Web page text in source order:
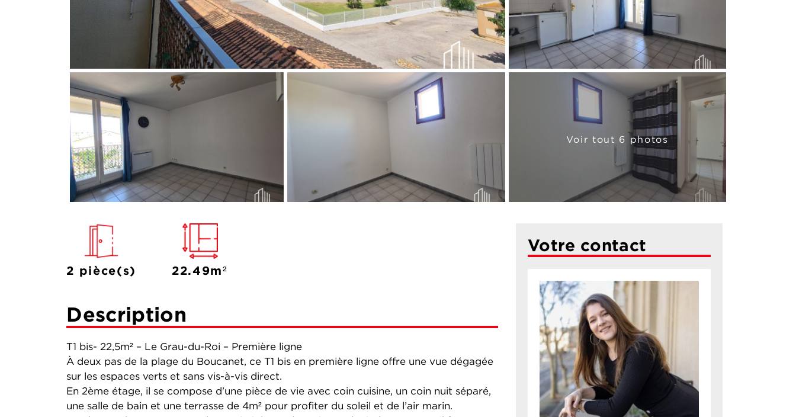
Voir tout 6 photos
2 pièce(s) 22.49m²
Description
T1 bis- 22,5m² – Le Grau-du-Roi – Première ligne
À deux pas de la plage du Boucanet, ce T1 bis en première ligne offre une vue dégagée
sur les espaces verts et sans vis-à-vis direct.
En 2ème étage, il se compose d’une pièce de vie avec coin cuisine, un coin nuit séparé,
une salle de bain et une terrasse de 4m² pour profiter du soleil et de l’air marin.
Votre contact